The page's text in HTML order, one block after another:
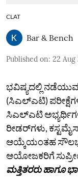
CLAT
Bar & Bench
Published on: 22 Aug
ಭವಿಷ್ಯದಲ್ಲಿ ನಡೆಯುವ
(ಸಿಎಲ್‌ಎಟಿ)
ಸಿಎಲ್ಎಟಿ
ರೀಡರ್‌ಗಳು,
ಆಯ್ಕೆಯಂತಹ
ಆಯೋಜಕರಿಗೆ
ಮತ್ತಿತರರು ಹಾಗೂ